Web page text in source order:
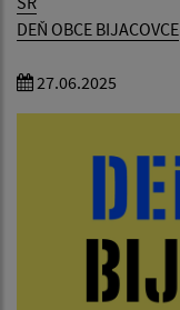
DEŇ OBCE BIJACOVCE
27.06.2025